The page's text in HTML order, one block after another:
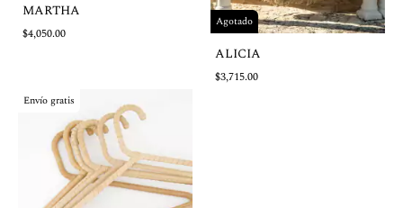
MARTHA
$4,050.00
Agotado
ALICIA
$3,715.00
Envío gratis